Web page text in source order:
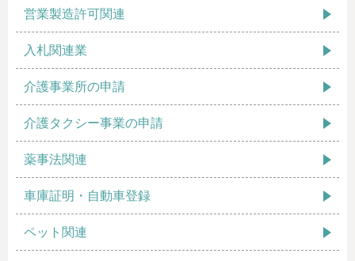
営業製造許可関連
入札関連業
介護事業所の申請
介護タクシー事業の申請
薬事法関連
車庫証明・自動車登録
ペット関連